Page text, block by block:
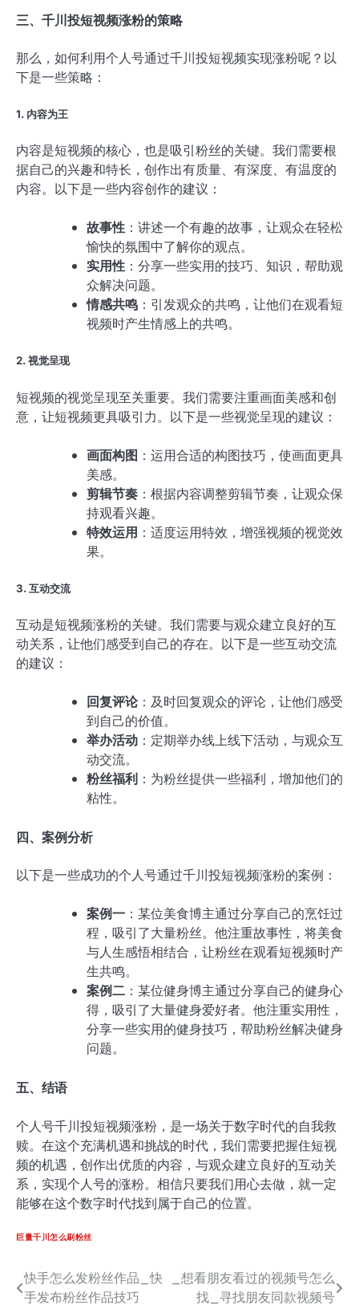
三、千川投短视频涨粉的策略
那么，如何利用个人号通过千川投短视频实现涨粉呢？以
下是一些策略：
1. 内容为王
内容是短视频的核心，也是吸引粉丝的关键。我们需要根
据自己的兴趣和特长，创作出有质量、有深度、有温度的
内容。以下是一些内容创作的建议：
故事性 ：讲述一个有趣的故事，让观众在轻松
愉快的氛围中了解你的观点。
实用性 ：分享一些实用的技巧、知识，帮助观
众解决问题。
情感共鸣 ：引发观众的共鸣，让他们在观看短
视频时产生情感上的共鸣。
2. 视觉呈现
短视频的视觉呈现至关重要。我们需要注重画面美感和创
意，让短视频更具吸引力。以下是一些视觉呈现的建议：
画面构图 ：运用合适的构图技巧，使画面更具
美感。
剪辑节奏 ：根据内容调整剪辑节奏，让观众保
持观看兴趣。
特效运用 ：适度运用特效，增强视频的视觉效
果。
3. 互动交流
互动是短视频涨粉的关键。我们需要与观众建立良好的互
动关系，让他们感受到自己的存在。以下是一些互动交流
的建议：
回复评论：及时回复观众的评论，让他们感受
到自己的价值。
举办活动 ：定期举办线上线下活动，与观众互
动交流。
粉丝福利 ：为粉丝提供一些福利，增加他们的
粘性。
四、案例分析
以下是一些成功的个人号通过千川投短视频涨粉的案例：
案例一 ：某位美食博主通过分享自己的烹饪过
程，吸引了大量粉丝。他注重故事性，将美食
与人生感悟相结合，让粉丝在观看短视频时产
生共鸣。
案例二 ：某位健身博主通过分享自己的健身心
得，吸引了大量健身爱好者。他注重实用性，
分享一些实用的健身技巧，帮助粉丝解决健身
问题。
五、结语
个人号千川投短视频涨粉，是一场关于数字时代的自我救
赎。在这个充满机遇和挑战的时代，我们需要把握住短视
频的机遇，创作出优质的内容，与观众建立良好的互动关
系，实现个人号的涨粉。相信只要我们用心去做，就一定
能够在这个数字时代找到属于自己的位置。
巨量千川怎么刷粉丝
文快手怎么发粉丝作品_快
手发布粉丝作品技巧
_想看朋友看过的视频号怎么
找_寻找朋友同款视频号